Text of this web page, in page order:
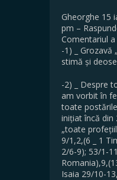
Gheorghe 15
pm –
Comentariul
-1) _ Grozavă
stimă și
-2) _ Despre
am vorbit în
toate
inițiat încă din
„toate
9/1,2,(6 _ 1
2/6-9); 53/1-
Isaia 29/10-